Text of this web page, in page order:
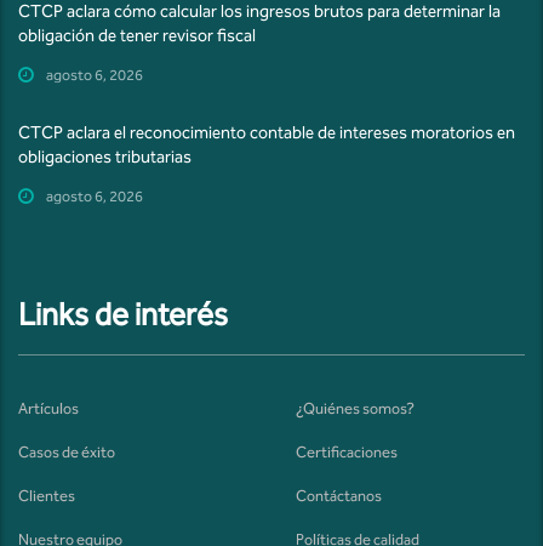
CTCP aclara cómo calcular los ingresos brutos para determinar la
obligación de tener revisor fiscal
agosto 6, 2026
CTCP aclara el reconocimiento contable de intereses moratorios en
obligaciones tributarias
agosto 6, 2026
Links de interés
Artículos ¿Quiénes somos?
Casos de éxito Certificaciones
Clientes Contáctanos
Nuestro equipo Políticas de calidad